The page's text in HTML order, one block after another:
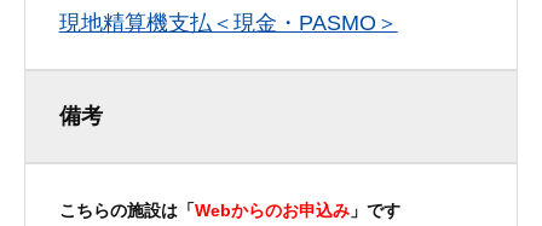
現地精算機支払＜現金・PASMO＞
備考
こちらの施設は「Webからのお申込み」です